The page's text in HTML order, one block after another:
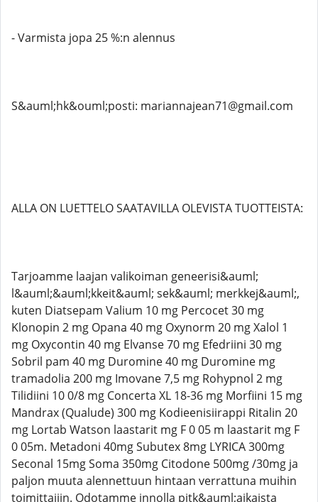
- Varmista jopa 25 %:n alennus
S&auml;hk&ouml;posti: mariannajean71@gmail.com
ALLA ON LUETTELO SAATAVILLA OLEVISTA TUOTTEISTA:
Tarjoamme laajan valikoiman geneerisi&auml;
l&auml;&auml;kkeit&auml; sek&auml; merkkej&auml;,
kuten Diatsepam Valium 10 mg Percocet 30 mg
Klonopin 2 mg Opana 40 mg Oxynorm 20 mg Xalol 1
mg Oxycontin 40 mg Elvanse 70 mg Efedriini 30 mg
Sobril pam 40 mg Duromine 40 mg Duromine mg
tramadolia 200 mg Imovane 7,5 mg Rohypnol 2 mg
Tilidiini 10 0/8 mg Concerta XL 18-36 mg Morfiini 15 mg
Mandrax (Qualude) 300 mg Kodieenisiirappi Ritalin 20
mg Lortab Watson laastarit mg F 0 05 m laastarit mg F
0 05m. Metadoni 40mg Subutex 8mg LYRICA 300mg
Seconal 15mg Soma 350mg Citodone 500mg /30mg ja
paljon muuta alennettuun hintaan verrattuna muihin
toimittajiin. Odotamme innolla pitk&auml;aikaista